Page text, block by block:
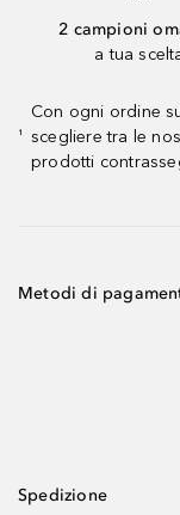
2 campioni
a tua
¹
Con ogni ordine
scegliere tra le
prodotti
Metodi di
Spedizione